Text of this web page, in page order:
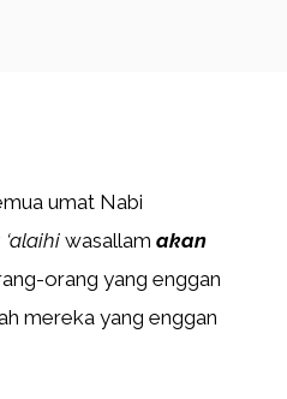
umat Nabi
wasallam akan
orang yang enggan
mereka yang enggan